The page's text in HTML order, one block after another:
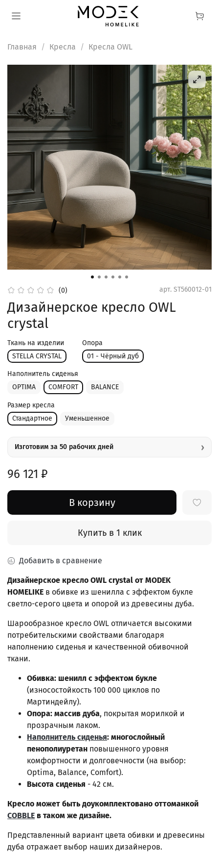
Главная Кресла Кресла OWL
(0) арт. ST560012-01
Дизайнерское кресло OWL
crystal
Ткань на изделии
STELLA CRYSTAL
Опора
01 - Чёрный дуб
Наполнитель сиденья
OPTIMA
COMFORT BALANCE
Размер кресла
Стандартное
Уменьшенное
Изготовим за 50 рабочих дней ›
96 121 ₽
В корзину
Купить в 1 клик
Добавить в сравнение
Дизайнерское кресло OWL crystal от MODEK
HOMELIKE в обивке из шенилла с эффектом букле
светло-серого цвета и опорой из древесины дуба.
Шарообразное кресло OWL отличается высокими
потребительскими свойствами благодаря
наполнению сиденья и качественной обивочной
ткани.
Обивка: шенилл с эффектом букле
(износостойкость 100 000 циклов по
Мартиндейлу).
Опора: массив дуба, покрытая морилкой и
прозрачным лаком.
Наполнитель сиденья: многослойный
пенополиуретан повышенного уровня
комфортности и долговечности (на выбор:
Optima, Balance, Comfort).
Высота сиденья - 42 см.
Кресло может быть доукомплектовано оттоманкой
COBBLE в таком же дизайне.
Представленный вариант цвета обивки и древесины
дуба отражает выбор наших дизайнеров.